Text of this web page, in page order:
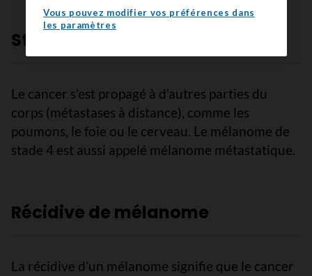
Stade 4
Le cancer s’est propagé à d’autres parties du
corps (métastases à distance), comme les
poumons, le foie ou le cerveau. Le mélanome de
stade 4 est aussi appelé mélanome métastatique.
Récidive de mélanome
La récidive d’un mélanome signifie que le cancer
Vous pouvez modifier vos préférences dans
les paramètres